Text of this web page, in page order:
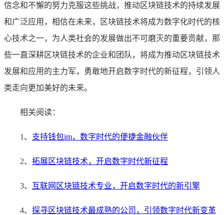
信念和不懈的努力克服这些挑战，推动区块链技术的持续发展
和广泛应用，相信在未来，区块链技术将成为数字化时代的核
心技术之一，为人类社会的发展做出不可磨灭的重要贡献，那
些一直深耕区块链技术的企业和团队，将成为推动区块链技术
发展和应用的主力军，勇敢地开启数字时代的新征程，引领人
类走向更加美好的未来。
相关阅读：
1、 支持钱包im，数字时代的便捷金融伙伴
2、 拓展区块链技术，开启数字时代新征程
3、 互联网区块链技术专业，开启数字时代的新引擎
4、 探寻区块链技术最成熟的公司，引领数字时代新变革